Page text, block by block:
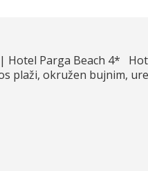
Hotel Parga Beach 4*
plaži, okružen bujnim,